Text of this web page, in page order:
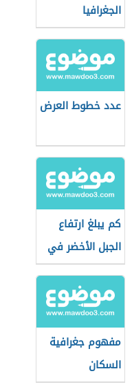
الجغرافيا
عدد خطوط العرض
كم يبلغ ارتفاع
الجبل الأخضر في
عمان
مفهوم جغرافية
السكان